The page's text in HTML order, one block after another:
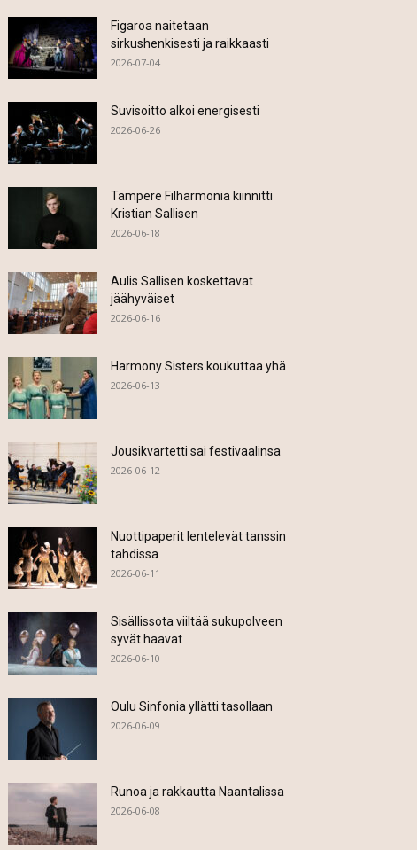
Figaroa naitetaan
sirkushenkisesti ja raikkaasti
2026-07-04
Suvisoitto alkoi energisesti
2026-06-26
Tampere Filharmonia kiinnitti
Kristian Sallisen
2026-06-18
Aulis Sallisen koskettavat
jäähyväiset
2026-06-16
Harmony Sisters koukuttaa yhä
2026-06-13
Jousikvartetti sai festivaalinsa
2026-06-12
Nuottipaperit lentelevät tanssin
tahdissa
2026-06-11
Sisällissota viiltää sukupolveen
syvät haavat
2026-06-10
Oulu Sinfonia yllätti tasollaan
2026-06-09
Runoa ja rakkautta Naantalissa
2026-06-08